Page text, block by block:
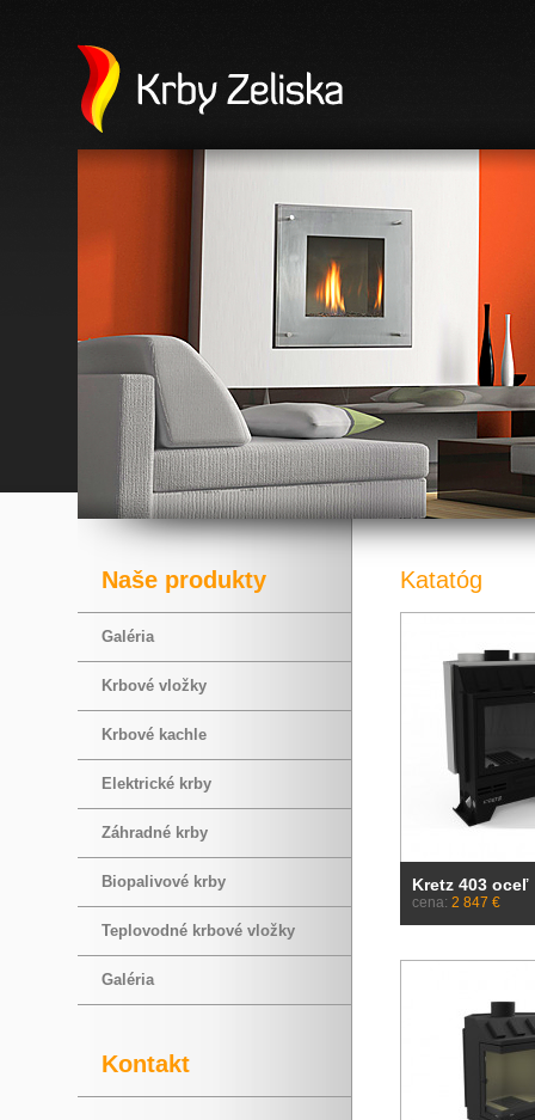
Naše produkty
Galéria
Krbové vložky
Krbové kachle
Elektrické krby
Záhradné krby
Biopalivové krby
Teplovodné krbové vložky
Galéria
Kontakt
Katatóg
Kretz 403 oceľ
cena: 2 847 €